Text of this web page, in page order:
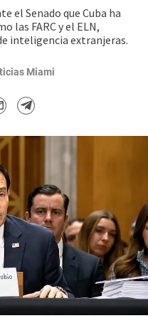
el Senado que Cuba ha
las FARC y el ELN,
inteligencia extranjeras.
Miami